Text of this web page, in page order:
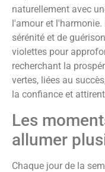
naturellement avec
l'amour et
sérénité et de
violettes pour
recherchant la
vertes, liées au
la confiance et
Les
allumer
Chaque jour de la